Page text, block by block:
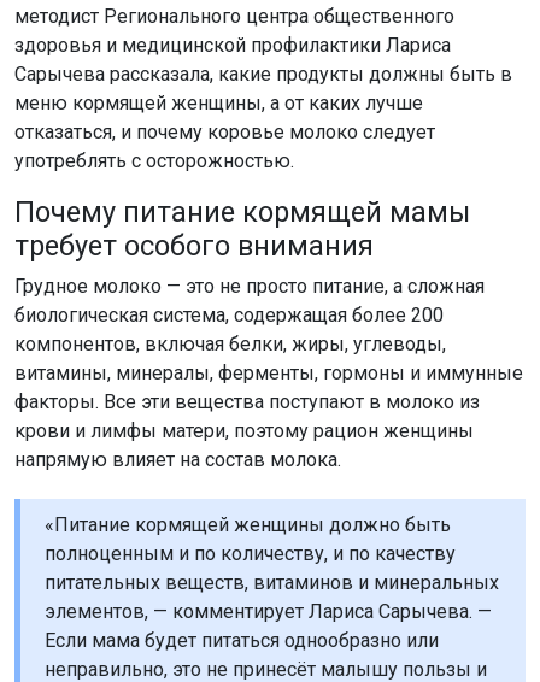
методист Регионального центра общественного
здоровья и медицинской профилактики Лариса
Сарычева рассказала, какие продукты должны быть в
меню кормящей женщины, а от каких лучше
отказаться, и почему коровье молоко следует
употреблять с осторожностью.
Почему питание кормящей мамы
требует особого внимания
Грудное молоко — это не просто питание, а сложная
биологическая система, содержащая более 200
компонентов, включая белки, жиры, углеводы,
витамины, минералы, ферменты, гормоны и иммунные
факторы. Все эти вещества поступают в молоко из
крови и лимфы матери, поэтому рацион женщины
напрямую влияет на состав молока.
«Питание кормящей женщины должно быть
полноценным и по количеству, и по качеству
питательных веществ, витаминов и минеральных
элементов, — комментирует Лариса Сарычева. —
Если мама будет питаться однообразно или
неправильно, это не принесёт малышу пользы и